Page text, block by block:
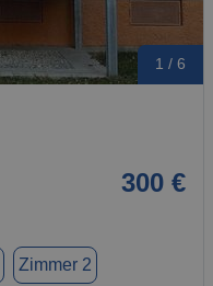
1 / 6
300 €
Zimmer 2